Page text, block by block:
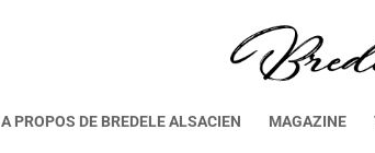
A PROPOS DE BREDELE ALSACIEN MAGAZINE